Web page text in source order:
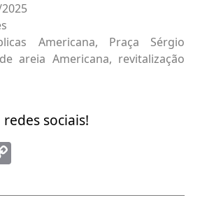
Americana, Praça Sérgio
areia Americana, revitalização
sociais!